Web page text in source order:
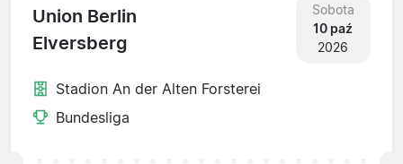
Union Berlin
Elversberg
Sobota
10 paź
2026
Stadion An der Alten Forsterei
Bundesliga